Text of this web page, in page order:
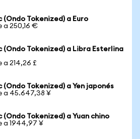
(Ondo Tokenized) a Euro
a 250,16 €
(Ondo Tokenized) a Libra Esterlina
a 214,26 £
(Ondo Tokenized) a Yen japonés
a 45.647,38 ¥
(Ondo Tokenized) a Yuan chino
a 1944,97 ¥